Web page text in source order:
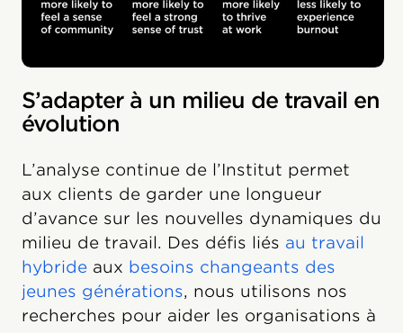
S’adapter à un milieu de travail en
évolution
L’analyse continue de l’Institut permet
aux clients de garder une longueur
d’avance sur les nouvelles dynamiques du
milieu de travail. Des défis liés au travail
hybride aux besoins changeants des
jeunes générations, nous utilisons nos
recherches pour aider les organisations à